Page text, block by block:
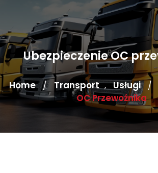
Ubezpieczenie OC
Home / Transport , Usługi /
OC Przewoźnika